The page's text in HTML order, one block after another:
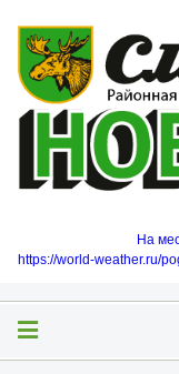
На
https://world-weather.ru/